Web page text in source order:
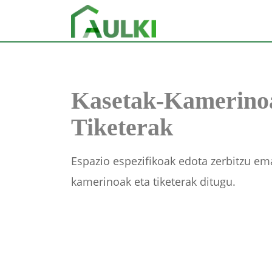
Kasetak-
Tiketerak
Espazio espezifikoak edota zerbitzu
kamerinoak eta tiketerak ditugu.